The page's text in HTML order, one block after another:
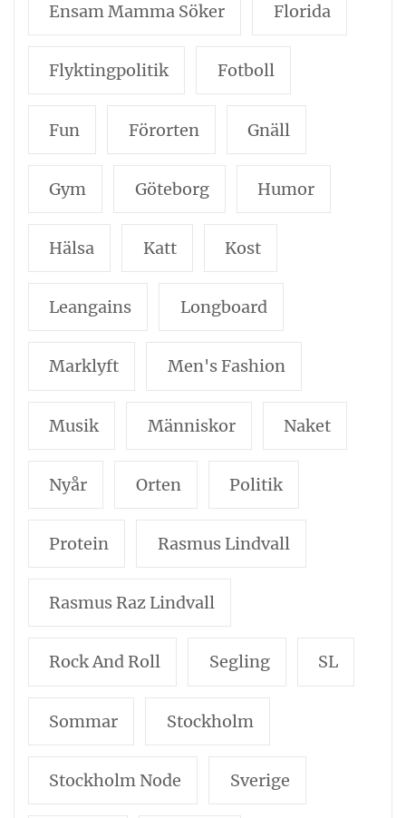
Ensam Mamma Söker Florida
Flyktingpolitik Fotboll
Fun Förorten Gnäll
Gym Göteborg Humor
Hälsa Katt Kost
Leangains Longboard
Marklyft Men's Fashion
Musik Människor Naket
Nyår Orten Politik
Protein Rasmus Lindvall
Rasmus Raz Lindvall
Rock And Roll Segling SL
Sommar Stockholm
Stockholm Node Sverige